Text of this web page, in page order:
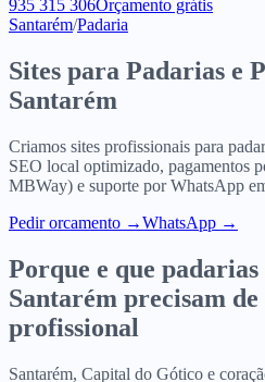
935 315 306Orçamento grátis
Santarém/Padaria
Sites para Padarias e
Santarém
Criamos sites profissionais para
SEO local optimizado, pagamentos
MBWay) e suporte por WhatsApp
Pedir orcamento →WhatsApp →
Porque e que padarias
Santarém precisam de
profissional
Santarém, Capital do Gótico e